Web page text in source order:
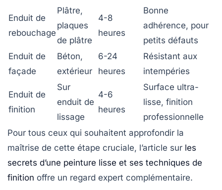
Enduit de
rebouchage
Plâtre,
plaques
de plâtre
4-8
heures
Bonne
adhérence, pour
petits défauts
Enduit de
façade
Béton,
extérieur
6-24
heures
Résistant aux
intempéries
Enduit de
finition
Sur
enduit de
lissage
4-6
heures
Surface ultra-
lisse, finition
professionnelle
Pour tous ceux qui souhaitent approfondir la
maîtrise de cette étape cruciale, l’article sur les
secrets d’une peinture lisse et ses techniques de
finition offre un regard expert complémentaire.